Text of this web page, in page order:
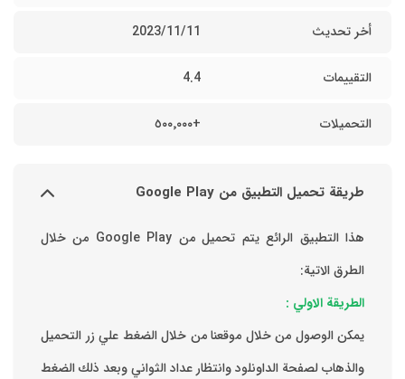
أخر تحديث 11‏/11‏/2023
التقييمات 4.4
التحميلات +٥٠٠٬٠٠٠
طريقة تحميل التطبيق من Google Play
هذا التطبيق الرائع يتم تحميل من Google Play من خلال
الطرق الاتية:
الطريقة الاولي :
يمكن الوصول من خلال موقعنا من خلال الضغط علي زر التحميل
والذهاب لصفحة الداونلود وانتظار عداد الثواني وبعد ذلك الضغط